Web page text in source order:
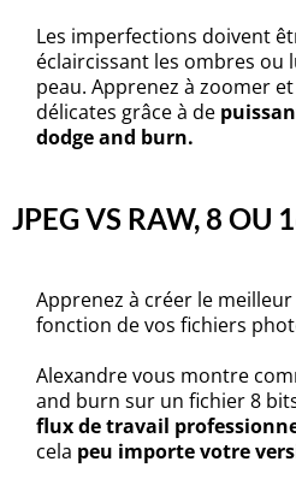
Les imperfections doivent
éclaircissant les ombres ou
peau. Apprenez à zoomer
délicates grâce à de
dodge and burn.
JPEG VS RAW, 8 OU
Apprenez à créer le
fonction de vos fichiers
Alexandre vous montre
and burn sur un fichier 8
flux de travail
cela peu importe votre